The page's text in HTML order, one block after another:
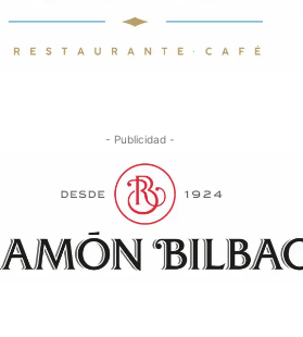
- Publicidad -